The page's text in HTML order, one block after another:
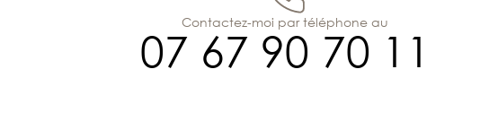
07 67 90 70 11
Contactez-moi par téléphone au